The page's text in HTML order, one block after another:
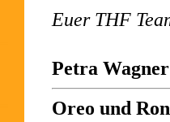
Euer THF
Petra
Oreo und